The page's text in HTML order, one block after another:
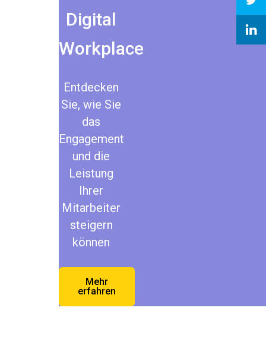
Digital
Workplace
Entdecken
Sie, wie Sie
das
Engagement
und die
Leistung
Ihrer
Mitarbeiter
steigern
können
Mehr
erfahren